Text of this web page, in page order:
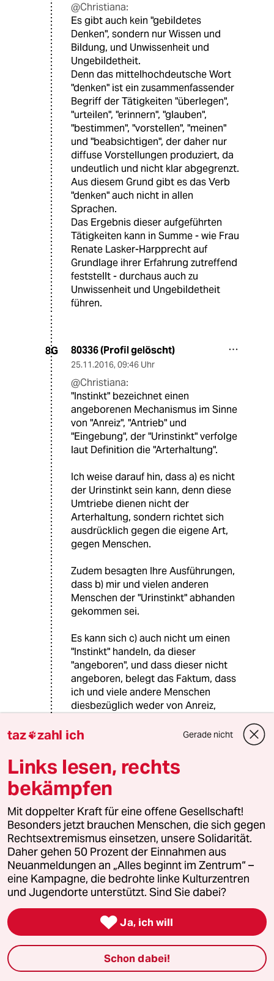
@Christiana:
Es gibt auch kein "gebildetes
Denken", sondern nur Wissen und
Bildung, und Unwissenheit und
Ungebildetheit.
Denn das mittelhochdeutsche Wort
"denken" ist ein zusammenfassender
Begriff der Tätigkeiten "überlegen",
"urteilen", "erinnern", "glauben",
"bestimmen", "vorstellen", "meinen"
und "beabsichtigen", der daher nur
diffuse Vorstellungen produziert, da
undeutlich und nicht klar abgegrenzt.
Aus diesem Grund gibt es das Verb
"denken" auch nicht in allen
Sprachen.
Das Ergebnis dieser aufgeführten
Tätigkeiten kann in Summe - wie Frau
Renate Lasker-Harpprecht auf
Grundlage ihrer Erfahrung zutreffend
feststellt - durchaus auch zu
Unwissenheit und Ungebildetheit
führen.
8G 80336 (Profil gelöscht)
25.11.2016, 09:46 Uhr
@Christiana:
"Instinkt" bezeichnet einen
angeborenen Mechanismus im Sinne
von "Anreiz", "Antrieb" und
"Eingebung", der "Urinstinkt" verfolge
laut Definition die "Arterhaltung".
Ich weise darauf hin, dass a) es nicht
der Urinstinkt sein kann, denn diese
Umtriebe dienen nicht der
Arterhaltung, sondern richtet sich
ausdrücklich gegen die eigene Art,
gegen Menschen.
Zudem besagten Ihre Ausführungen,
dass b) mir und vielen anderen
Menschen der "Urinstinkt" abhanden
gekommen sei.
Es kann sich c) auch nicht um einen
"Instinkt" handeln, da dieser
"angeboren", und dass dieser nicht
angeboren, belegt das Faktum, dass
ich und viele andere Menschen
diesbezüglich weder von Anreiz,
Opfern einen "Urinstinkt"
entgegenzuhalten, ist - um es milde
auszudrücken - schlicht unerträglich.
8G 80336 (Profil gelöscht)
24.11.2016,19:42 Uhr
"Es ist Dummheit und totale – das klingt
natürlich wahnsinnig snobistisch –
Unwissenheit und Ungebildetheit. Und das
wiederum ist die Schuld von Eltern."
Das ist nicht "snobistisch", und klingt auch
nicht "snobistisch". Es ist weder anmaßend,
noch eingebildet, herablassend, hochmütig,
überheblich, und was sonst noch an
taz zahl ich Gerade nicht
Links lesen, rechts
bekämpfen
Mit doppelter Kraft für eine offene Gesellschaft!
Besonders jetzt brauchen Menschen, die sich gegen
Rechtsextremismus einsetzen, unsere Solidarität.
Daher gehen 50 Prozent der Einnahmen aus
Neuanmeldungen an „Alles beginnt im Zentrum“ –
eine Kampagne, die bedrohte linke Kulturzentren
und Jugendorte unterstützt. Sind Sie dabei?
 Ja, ich will
Schon dabei!